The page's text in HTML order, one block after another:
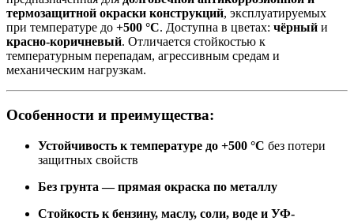
термозащитной окраски конструкций, эксплуатируемых
при температуре до +500 °C. Доступна в цветах: чёрный и
красно-коричневый. Отличается стойкостью к
температурным перепадам, агрессивным средам и
механическим нагрузкам.
Особенности и преимущества:
Устойчивость к температуре до +500 °C без потери
защитных свойств
Без грунта — прямая окраска по металлу
Стойкость к бензину, маслу, соли, воде и УФ-